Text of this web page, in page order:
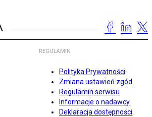
REGULAMIN
Polityka Prywatności
Zmiana ustawień zgód
Regulamin serwisu
Informacje o nadawcy
Deklaracja dostępności